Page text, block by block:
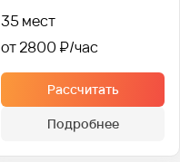
35 мест
от 2800 ₽
Рассчитать
Подробнее